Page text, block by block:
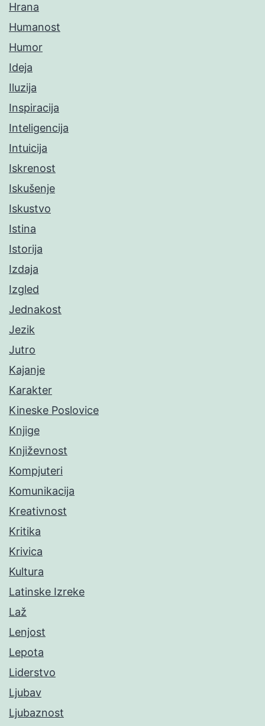
Hrana
Humanost
Humor
Ideja
Iluzija
Inspiracija
Inteligencija
Intuicija
Iskrenost
Iskušenje
Iskustvo
Istina
Istorija
Izdaja
Izgled
Jednakost
Jezik
Jutro
Kajanje
Karakter
Kineske Poslovice
Knjige
Književnost
Kompjuteri
Komunikacija
Kreativnost
Kritika
Krivica
Kultura
Latinske Izreke
Laž
Lenjost
Lepota
Liderstvo
Ljubav
Ljubaznost